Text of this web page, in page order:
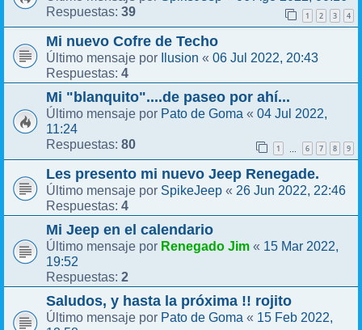
Respuestas: 39 1 2 3 4
Mi nuevo Cofre de Techo
Último mensaje por Ilusion « 06 Jul 2022, 20:43
Respuestas: 4
Mi "blanquito"....de paseo por ahí...
Último mensaje por Pato de Goma « 04 Jul 2022,
11:24
Respuestas: 80 1 … 6 7 8 9
Les presento mi nuevo Jeep Renegade.
Último mensaje por SpikeJeep « 26 Jun 2022, 22:46
Respuestas: 4
Mi Jeep en el calendario
Último mensaje por Renegado Jim « 15 Mar 2022,
19:52
Respuestas: 2
Saludos, y hasta la próxima !! rojito
Último mensaje por Pato de Goma « 15 Feb 2022,